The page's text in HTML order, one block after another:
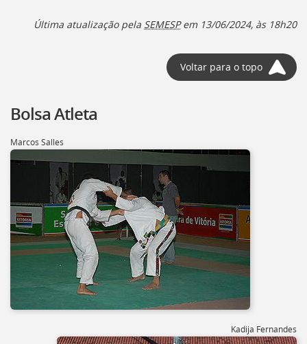
Última atualização pela SEMESPem 13/06/2024, às 18h20
Voltar para o topo
Bolsa Atleta
Marcos Salles
Kadija Fernandes